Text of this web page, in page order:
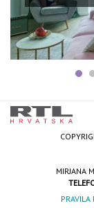
MIRJANA
PRAVILA